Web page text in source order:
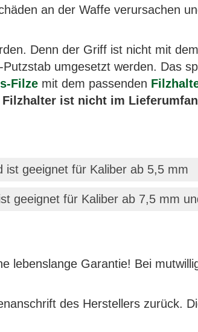
an der Waffe verursachen
Denn der Griff ist nicht mit
umgesetzt werden. Das
Filze mit dem passenden
Filzhalter ist nicht im
geeignet für Kaliber ab 5,5 mm
geeignet für Kaliber ab 7,5 mm
lebenslange Garantie! Bei
des Herstellers zurück.